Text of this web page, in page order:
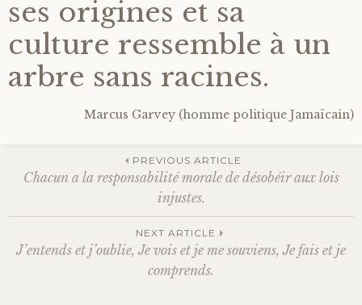
Sérénité
Moment présent
Conscience
ses origines et sa
culture ressemble à un
arbre sans racines.
Marcus Garvey (homme politique Jamaïcain)
Navigation
des
PREVIOUS ARTICLE
Chacun a la responsabilité morale de désobéir aux lois
injustes.
NEXT ARTICLE
J’entends et j’oublie, Je vois et je me souviens, Je fais et je
comprends.